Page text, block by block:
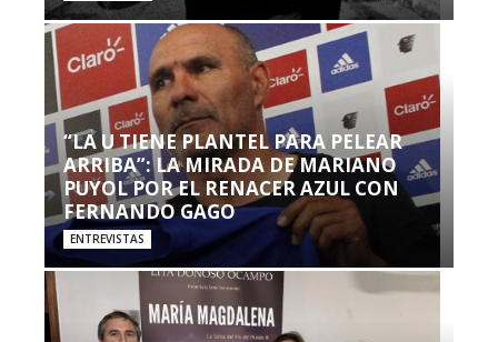
“LA U TIENE PLANTEL PARA PELEAR
ARRIBA”: LA MIRADA DE MARIANO
PUYOL POR EL RENACER AZUL CON
FERNANDO GAGO
ENTREVISTAS